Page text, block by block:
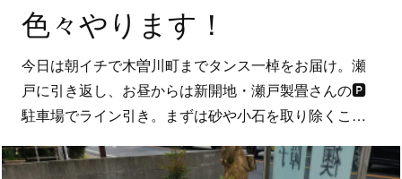
色々やります！
今日は朝イチで木曽川町までタンス一棹をお届け。瀬
戸に引き返し、お昼からは新開地・瀬戸製畳さんの🅿️
駐車場でライン引き。まずは砂や小石を取り除くこ…